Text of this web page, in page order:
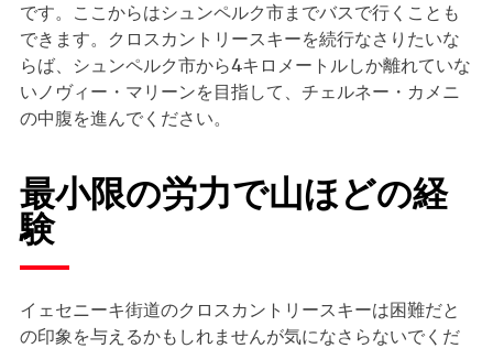
です。ここからはシュンペルク市までバスで行くことも
できます。クロスカントリースキーを続行なさりたいな
らば、シュンペルク市から4キロメートルしか離れていな
いノヴィー・マリーンを目指して、チェルネー・カメニ
の中腹を進んでください。
最小限の労力で山ほどの経
験
イェセニーキ街道のクロスカントリースキーは困難だと
の印象を与えるかもしれませんが気になさらないでくだ